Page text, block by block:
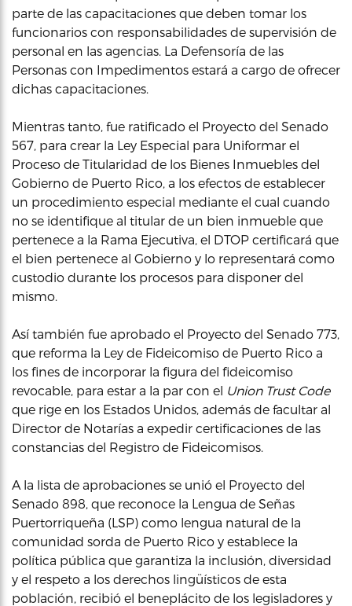
parte de las capacitaciones que deben tomar los
funcionarios con responsabilidades de supervisión de
personal en las agencias. La Defensoría de las
Personas con Impedimentos estará a cargo de ofrecer
dichas capacitaciones.
Mientras tanto, fue ratificado el Proyecto del Senado
567, para crear la Ley Especial para Uniformar el
Proceso de Titularidad de los Bienes Inmuebles del
Gobierno de Puerto Rico, a los efectos de establecer
un procedimiento especial mediante el cual cuando
no se identifique al titular de un bien inmueble que
pertenece a la Rama Ejecutiva, el DTOP certificará que
el bien pertenece al Gobierno y lo representará como
custodio durante los procesos para disponer del
mismo.
Así también fue aprobado el Proyecto del Senado 773,
que reforma la Ley de Fideicomiso de Puerto Rico a
los fines de incorporar la figura del fideicomiso
revocable, para estar a la par con el Union Trust Code
que rige en los Estados Unidos, además de facultar al
Director de Notarías a expedir certificaciones de las
constancias del Registro de Fideicomisos.
A la lista de aprobaciones se unió el Proyecto del
Senado 898, que reconoce la Lengua de Señas
Puertorriqueña (LSP) como lengua natural de la
comunidad sorda de Puerto Rico y establece la
política pública que garantiza la inclusión, diversidad
y el respeto a los derechos lingüísticos de esta
población, recibió el beneplácito de los legisladores y